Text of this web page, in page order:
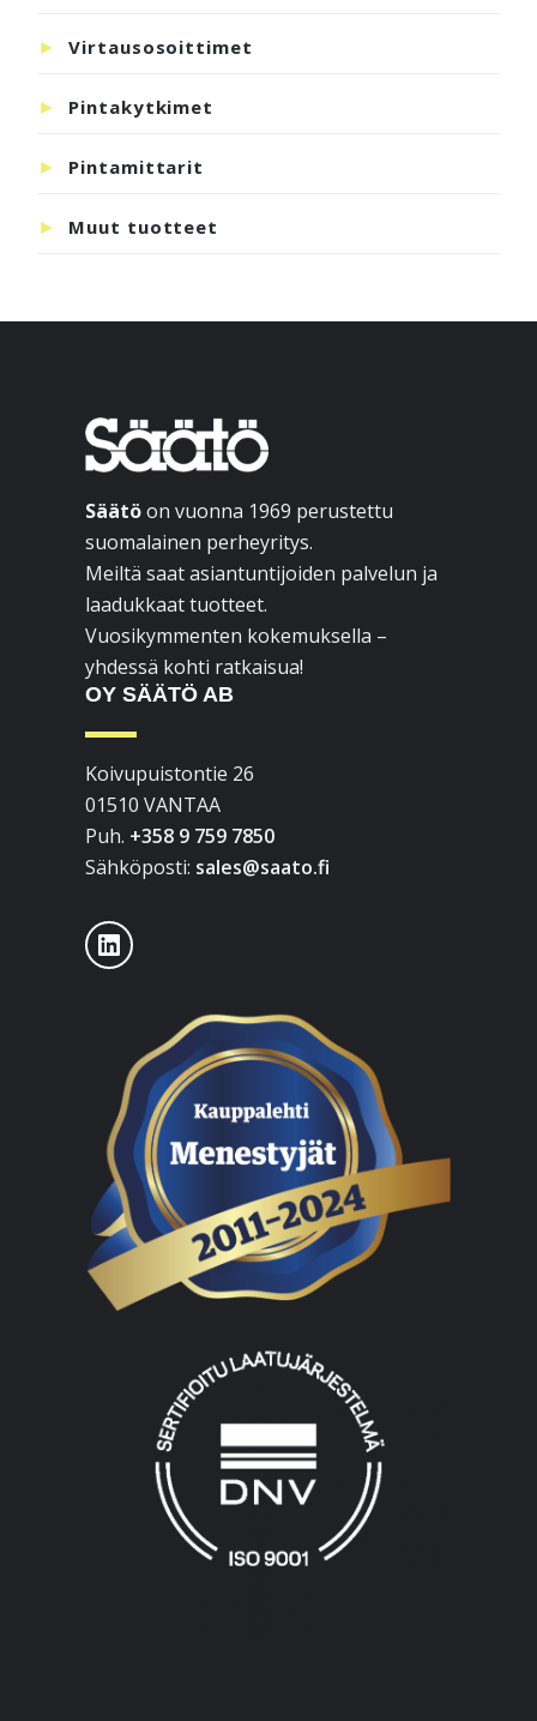
Virtausosoittimet
Pintakytkimet
Pintamittarit
Muut tuotteet
Footer
Säätöon vuonna 1969 perustettu
suomalainen perheyritys.
Meiltä saat asiantuntijoiden palvelun ja
laadukkaat tuotteet.
Vuosikymmenten kokemuksella –
yhdessä kohti ratkaisua!
OY SÄÄTÖ AB
Koivupuistontie 26
01510 VANTAA
Puh. +358 9 759 7850
Sähköposti: sales@saato.fi
LinkedIn